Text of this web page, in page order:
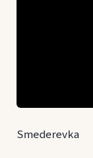
Smederevka